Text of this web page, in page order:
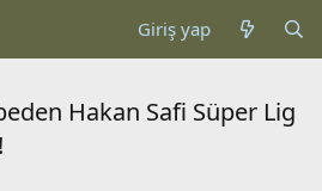
Giriş yap
Hakan Safi Süper Lig